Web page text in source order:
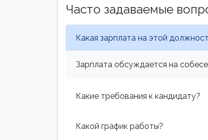
Часто задаваемые
Какая зарплата на этой
Зарплата обсуждается на
Какие требования к кандидату?
Какой график работы?